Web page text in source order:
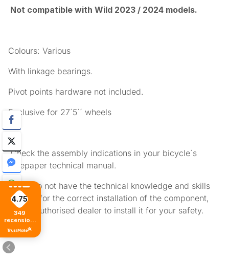
Not compatible with Wild 2023 / 2024 models.
Colours: Various
With linkage bearings.
Pivot points hardware not included.
Exclusive for 27´5´´ wheels
Check the assembly indications in your bicycle´s
Bluepaper technical manual.
If you do not have the technical knowledge and skills
needed for the correct installation of the component,
ask an authorised dealer to install it for your safety.
4.75
349
recensioni
di tutti i